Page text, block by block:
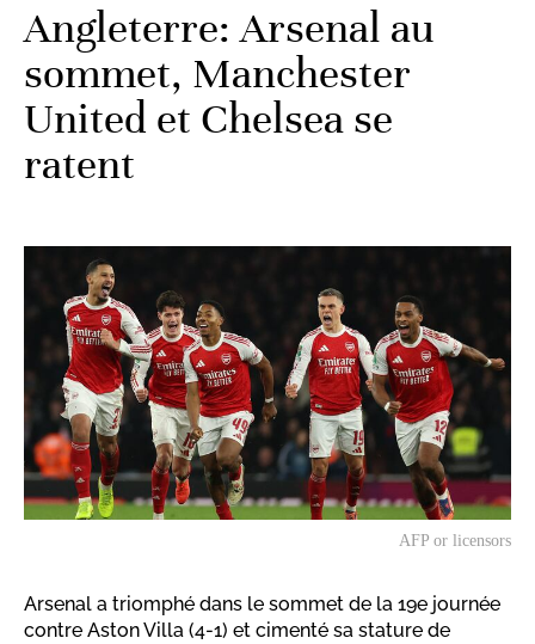
Angleterre: Arsenal au
sommet, Manchester
United et Chelsea se
ratent
AFP or licensors
Arsenal a triomphé dans le sommet de la 19e journée
contre Aston Villa (4-1) et cimenté sa stature de